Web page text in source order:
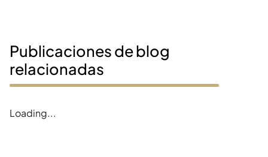
Publicaciones de blog
relacionadas
Loading...